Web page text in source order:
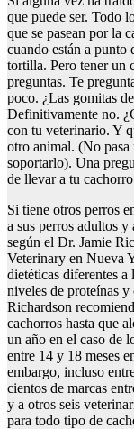
que puede ser. Todo
que se pasean por la
cuando están a punto
tortilla. Pero tener un
preguntas. Te
poco. ¿Las gomitas
Definitivamente no.
con tu veterinario. Y
otro animal. (No pasa
soportarlo). Una
de llevar a tu
Si tiene otros perros
a sus perros adultos
según el Dr. Jamie
Veterinary en Nueva
dietéticas diferentes a
niveles de proteínas
Richardson
cachorros hasta que
un año en el caso de
entre 14 y 18 meses
embargo, incluso
cientos de marcas
y a otros seis
para todo tipo de